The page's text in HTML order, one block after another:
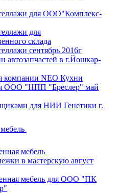
для ООО"Комплекс-
для
склада
сентябрь 2016г
автозапчастей в г.Йошкар-
компании NEO Кухни
ООО "НПП "Бреслер" май
для НИИ Генетики г.
мебель
в мастерскую август
мебель для ООО "ПК